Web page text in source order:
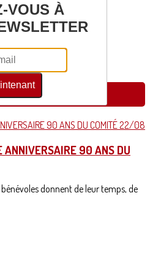
commentaire
ANNIVERSAIRE 90 ANS DU
donnent de leur temps, de
VOUS À